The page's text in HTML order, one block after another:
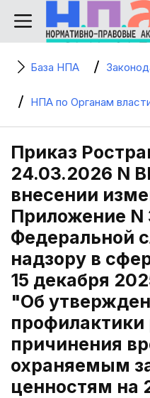
База НПА
НПА по Органам
Приказ
24.03.2026 N
внесении
Приложение N
Федеральной
надзору в
15 декабря
"Об
профилактики
причинения
охраняемым
ценностям на